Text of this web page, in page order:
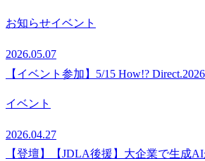
お知らせイベント
2026.05.07
【イベント参加】5/15 How!? Direct.2026
イベント
2026.04.27
【登壇】【JDLA後援】大企業で生成